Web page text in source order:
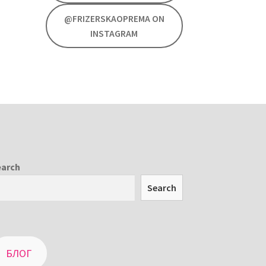
@FRIZERSKAOPREMA ON
INSTAGRAM
Search
БЛОГ